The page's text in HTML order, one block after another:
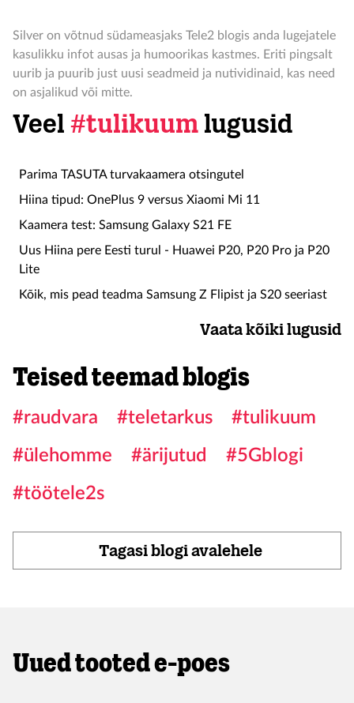
Silver on võtnud südameasjaks Tele2 blogis anda lugejatele
kasulikku infot ausas ja humoorikas kastmes. Eriti pingsalt
uurib ja puurib just uusi seadmeid ja nutividinaid, kas need
on asjalikud või mitte.
Veel #tulikuum lugusid
Parima TASUTA turvakaamera otsingutel
Hiina tipud: OnePlus 9 versus Xiaomi Mi 11
Kaamera test: Samsung Galaxy S21 FE
Uus Hiina pere Eesti turul - Huawei P20, P20 Pro ja P20
Lite
Kõik, mis pead teadma Samsung Z Flipist ja S20 seeriast
Vaata kõiki lugusid
Teised teemad blogis
#raudvara #teletarkus
#tulikuum
#ülehomme
#ärijutud
#5Gblogi
#töötele2s
Tagasi blogi avalehele
Uued tooted e-poes